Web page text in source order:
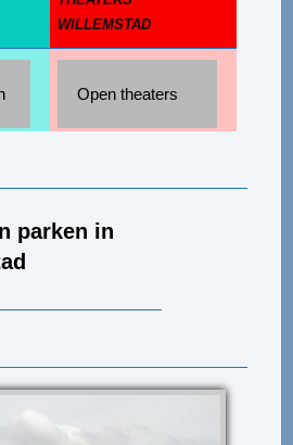
WILLEMSTAD
Open theaters
parken in